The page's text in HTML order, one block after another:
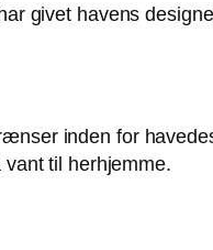
givet havens
inden for
til herhjemme.